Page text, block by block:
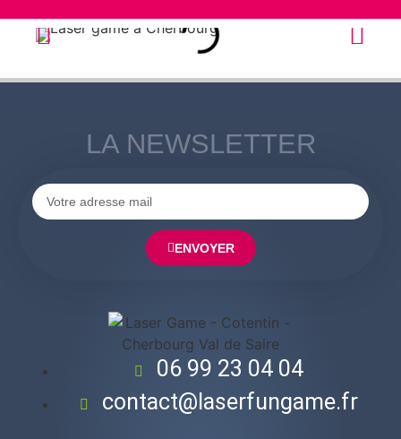
LA NEWSLETTER
ENVOYER
06 99 23 04 04
contact@laserfungame.fr